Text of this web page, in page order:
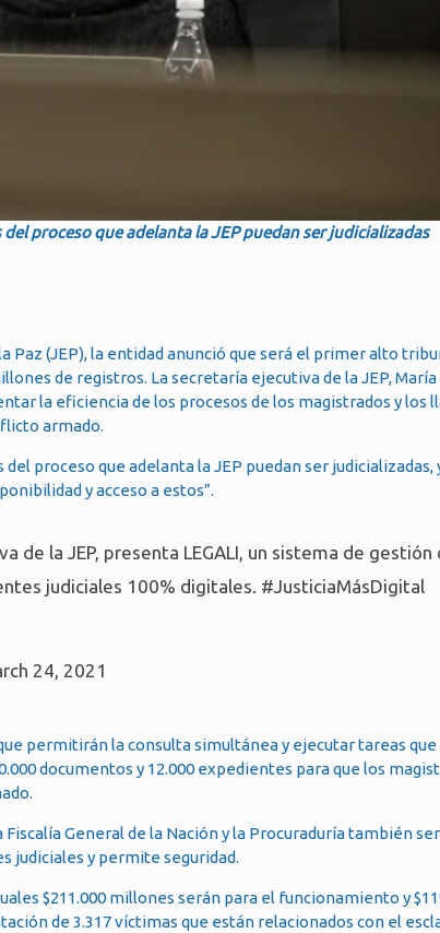
proceso que adelanta la JEP puedan ser judicializadas
Paz (JEP), la entidad anunció que será el primer alto
de registros. La secretaría ejecutiva de la JEP,
la eficiencia de los procesos de los magistrados y los
armado.
proceso que adelanta la JEP puedan ser judicializadas,
y acceso a estos”.
de la JEP, presenta LEGALI, un sistema de
judiciales 100% digitales. #JusticiaMásDigital
24, 2021
permitirán la consulta simultánea y ejecutar tareas
documentos y 12.000 expedientes para que los
General de la Nación y la Procuraduría también
judiciales y permite seguridad.
$211.000 millones serán para el funcionamiento y
de 3.317 víctimas que están relacionados con el